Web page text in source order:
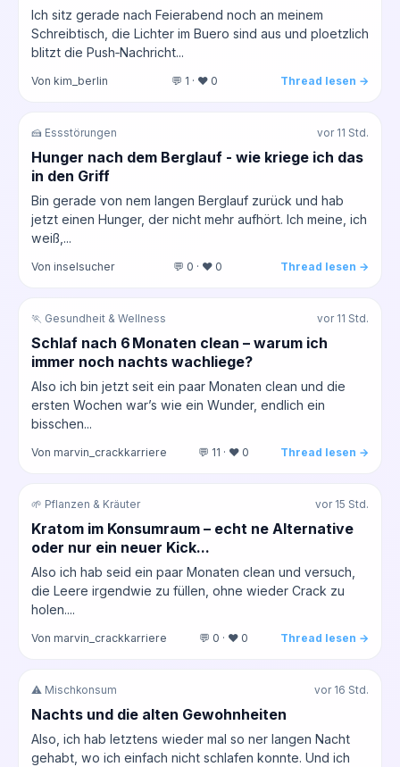
Ich sitz gerade nach Feierabend noch an meinem
Schreibtisch, die Lichter im Buero sind aus und ploetzlich
blitzt die Push‑Nachricht...
Von kim_berlin 💬 1 · ❤️ 0 Thread lesen →
🍰 Essstörungen vor 11 Std.
Hunger nach dem Berglauf - wie kriege ich das
in den Griff
Bin gerade von nem langen Berglauf zurück und hab
jetzt einen Hunger, der nicht mehr aufhört. Ich meine, ich
weiß,...
Von inselsucher 💬 0 · ❤️ 0 Thread lesen →
🏃 Gesundheit & Wellness vor 11 Std.
Schlaf nach 6 Monaten clean – warum ich
immer noch nachts wachliege?
Also ich bin jetzt seit ein paar Monaten clean und die
ersten Wochen war’s wie ein Wunder, endlich ein
bisschen...
Von marvin_crackkarriere 💬 11 · ❤️ 0 Thread lesen →
🌱 Pflanzen & Kräuter vor 15 Std.
Kratom im Konsumraum – echt ne Alternative
oder nur ein neuer Kick...
Also ich hab seid ein paar Monaten clean und versuch,
die Leere irgendwie zu füllen, ohne wieder Crack zu
holen....
Von marvin_crackkarriere 💬 0 · ❤️ 0 Thread lesen →
⚠️ Mischkonsum vor 16 Std.
Nachts und die alten Gewohnheiten
Also, ich hab letztens wieder mal so ner langen Nacht
gehabt, wo ich einfach nicht schlafen konnte. Und ich